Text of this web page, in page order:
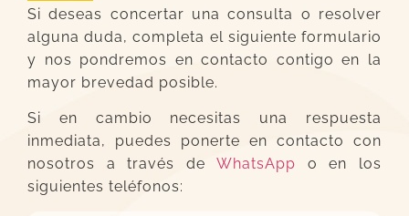
Si deseas concertar una consulta o resolver
alguna duda, completa el siguiente formulario
y nos pondremos en contacto contigo en la
mayor brevedad posible.
Si en cambio necesitas una respuesta
inmediata, puedes ponerte en contacto con
nosotros a través deWhatsApp o en los
siguientes teléfonos: